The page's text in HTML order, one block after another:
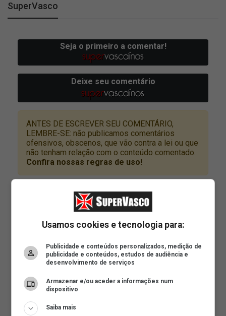
SuperVasco
Usamos cookies e tecnologia para:
Publicidade e conteúdos personalizados, medição de
publicidade e conteúdos, estudos de audiência e
desenvolvimento de serviços
Armazenar e/ou aceder a informações num
dispositivo
Saiba mais